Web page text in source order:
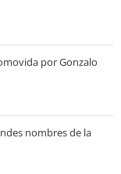
por Gonzalo
nombres de la